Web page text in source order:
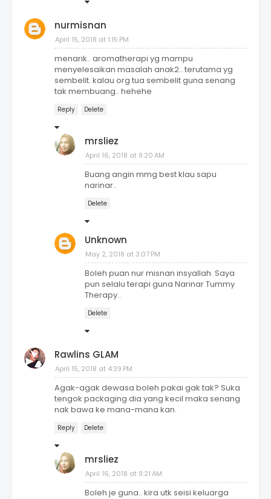
nurmisnan
April 15, 2018 at 1:15 PM
menarik.. aromatherapi yg mampu
menyelesaikan masalah anak2.. terutama yg
sembelit. kalau org tua sembelit guna senang
tak membuang.. hehehe
Reply Delete
mrsliez
April 16, 2018 at 9:20 AM
Buang angin mmg best klau sapu
narinar..
Delete
Unknown
May 2, 2018 at 3:07 PM
Boleh puan nur misnan insyallah. Saya
pun selalu terapi guna Narinar Tummy
Therapy..
Delete
Rawlins GLAM
April 15, 2018 at 4:39 PM
Agak-agak dewasa boleh pakai gak tak? Suka
tengok packaging dia yang kecil maka senang
nak bawa ke mana-mana kan.
Reply Delete
mrsliez
April 16, 2018 at 9:21 AM
Boleh je guna.. kira utk seisi keluarga